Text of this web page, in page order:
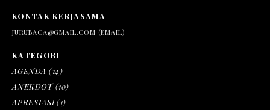
KONTAK KERJASAMA
JURUBACA@GMAIL.COM (EMAIL)
KATEGORI
AGENDA (14)
ANEKDOT(10)
APRESIASI(1)